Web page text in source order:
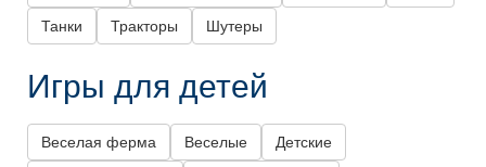
Танки Тракторы Шутеры
Игры для детей
Веселая ферма Веселые Детские